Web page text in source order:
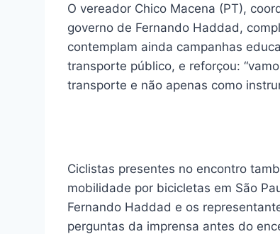
O vereador Chico Macena (PT),
governo de Fernando Haddad,
contemplam ainda campanhas
transporte público, e reforçou:
transporte e não apenas como
Ciclistas presentes no encontro
mobilidade por bicicletas em São
Fernando Haddad e os
perguntas da imprensa antes do